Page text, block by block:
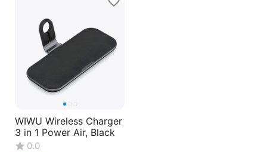
WIWU Wireless Charger
3 in 1 Power Air, Black
0.0